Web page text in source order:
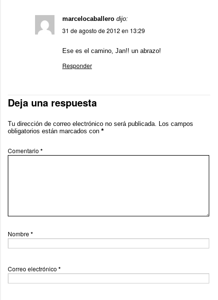
marcelocaballero dijo:
31 de agosto de 2012 en 13:29
Ese es el camino, Jan!! un abrazo!
Responder
Deja una respuesta
Tu dirección de correo electrónico no será publicada. Los campos
obligatorios están marcados con *
Comentario *
Nombre*
Correo electrónico *